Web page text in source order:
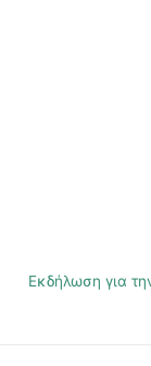
Eκδήλωση για